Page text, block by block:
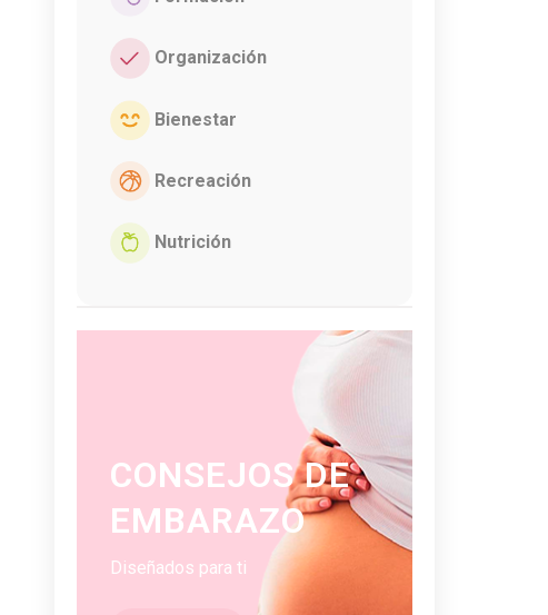
Organización
Bienestar
Recreación
Nutrición
CONSEJOS DE
EMBARAZO
Diseñados para ti